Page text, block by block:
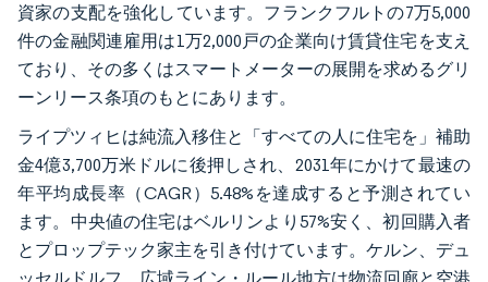
資家の支配を強化しています。フランクフルトの7万5,000
件の金融関連雇用は1万2,000戸の企業向け賃貸住宅を支え
ており、その多くはスマートメーターの展開を求めるグリ
ーンリース条項のもとにあります。
ライプツィヒは純流入移住と「すべての人に住宅を」補助
金4億3,700万米ドルに後押しされ、2031年にかけて最速の
年平均成長率（CAGR）5.48%を達成すると予測されてい
ます。中央値の住宅はベルリンより57%安く、初回購入者
とプロップテック家主を引き付けています。ケルン、デュ